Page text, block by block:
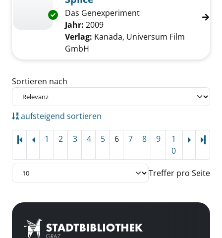
Exemplar-Details von Splice anzeigen
Das Genexperiment
Suche nach diesem Verfasser
Jahr: 2009
Verlag: Kanada, Universum Film
GmbH
Zu den Suchfiltern springen
Sortieren nach
aufsteigend sortieren
1 2 3 4 5 6 7 8 9
1
0
Treffer pro Seite